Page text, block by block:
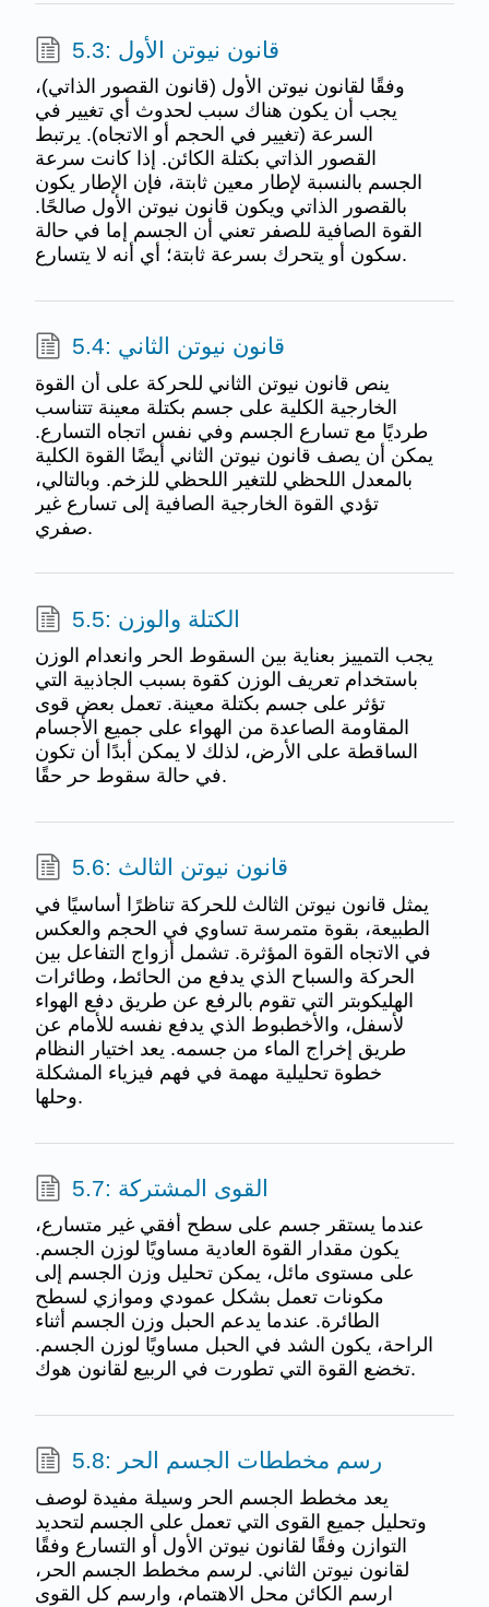
5.3: قانون نيوتن الأول
وفقًا لقانون نيوتن الأول (قانون القصور الذاتي)،
يجب أن يكون هناك سبب لحدوث أي تغيير في
السرعة (تغيير في الحجم أو الاتجاه). يرتبط
القصور الذاتي بكتلة الكائن. إذا كانت سرعة
الجسم بالنسبة لإطار معين ثابتة، فإن الإطار يكون
بالقصور الذاتي ويكون قانون نيوتن الأول صالحًا.
القوة الصافية للصفر تعني أن الجسم إما في حالة
سكون أو يتحرك بسرعة ثابتة؛ أي أنه لا يتسارع.
5.4: قانون نيوتن الثاني
ينص قانون نيوتن الثاني للحركة على أن القوة
الخارجية الكلية على جسم بكتلة معينة تتناسب
طرديًا مع تسارع الجسم وفي نفس اتجاه التسارع.
يمكن أن يصف قانون نيوتن الثاني أيضًا القوة الكلية
بالمعدل اللحظي للتغير اللحظي للزخم. وبالتالي،
تؤدي القوة الخارجية الصافية إلى تسارع غير
صفري.
5.5: الكتلة والوزن
يجب التمييز بعناية بين السقوط الحر وانعدام الوزن
باستخدام تعريف الوزن كقوة بسبب الجاذبية التي
تؤثر على جسم بكتلة معينة. تعمل بعض قوى
المقاومة الصاعدة من الهواء على جميع الأجسام
الساقطة على الأرض، لذلك لا يمكن أبدًا أن تكون
في حالة سقوط حر حقًا.
5.6: قانون نيوتن الثالث
يمثل قانون نيوتن الثالث للحركة تناظرًا أساسيًا في
الطبيعة، بقوة متمرسة تساوي في الحجم والعكس
في الاتجاه القوة المؤثرة. تشمل أزواج التفاعل بين
الحركة والسباح الذي يدفع من الحائط، وطائرات
الهليكوبتر التي تقوم بالرفع عن طريق دفع الهواء
لأسفل، والأخطبوط الذي يدفع نفسه للأمام عن
طريق إخراج الماء من جسمه. يعد اختيار النظام
خطوة تحليلية مهمة في فهم فيزياء المشكلة
وحلها.
5.7: القوى المشتركة
عندما يستقر جسم على سطح أفقي غير متسارع،
يكون مقدار القوة العادية مساويًا لوزن الجسم.
على مستوى مائل، يمكن تحليل وزن الجسم إلى
مكونات تعمل بشكل عمودي وموازي لسطح
الطائرة. عندما يدعم الحبل وزن الجسم أثناء
الراحة، يكون الشد في الحبل مساويًا لوزن الجسم.
تخضع القوة التي تطورت في الربيع لقانون هوك.
5.8: رسم مخططات الجسم الحر
يعد مخطط الجسم الحر وسيلة مفيدة لوصف
وتحليل جميع القوى التي تعمل على الجسم لتحديد
التوازن وفقًا لقانون نيوتن الأول أو التسارع وفقًا
لقانون نيوتن الثاني. لرسم مخطط الجسم الحر،
ارسم الكائن محل الاهتمام، وارسم كل القوى